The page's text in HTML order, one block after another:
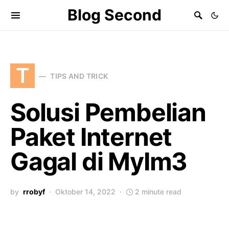
Blog Second
T TIPS AND TRICK
Solusi Pembelian
Paket Internet
Gagal di MyIm3
by rrobyf Oktober 14, 2022 2 minute read